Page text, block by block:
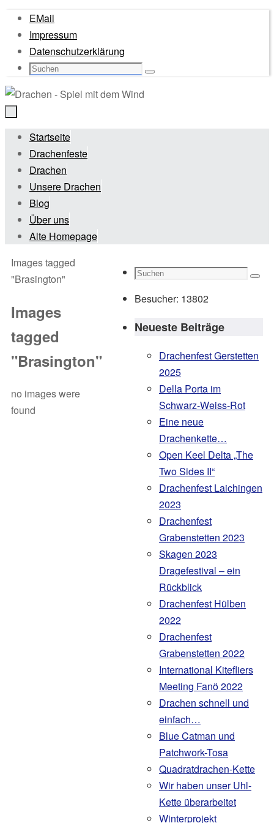
Zum
Inhalt
springen
EMail
Impressum
Datenschutzerklärung
Suche
Suchen
Zum
Inhalt
springen
Startseite
Drachenfeste
Drachen
Unsere Drachen
Blog
Über uns
Alte Homepage
Start
Images tagged
"Brasington"
Images
tagged
"Brasington"
no images were
found
Suche
Besucher: 13802
Neueste Beiträge
Drachenfest Gerstetten
2025
Della Porta im
Schwarz-Weiss-Rot
Eine neue
Drachenkette…
Open Keel Delta „The
Two Sides II“
Drachenfest Laichingen
2023
Drachenfest
Grabenstetten 2023
Skagen 2023
Dragefestival – ein
Rückblick
Drachenfest Hülben
2022
Drachenfest
Grabenstetten 2022
International Kitefliers
Meeting Fanö 2022
Drachen schnell und
einfach…
Blue Catman und
Patchwork-Tosa
Quadratdrachen-Kette
Wir haben unser Uhl-
Kette überarbeitet
Winterprojekt